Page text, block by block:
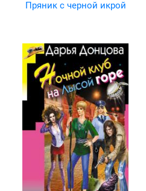
Пряник с черной икрой